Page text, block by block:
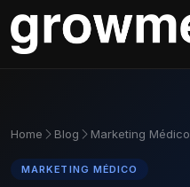
Home Blog Marketing Médico
MARKETING MÉDICO